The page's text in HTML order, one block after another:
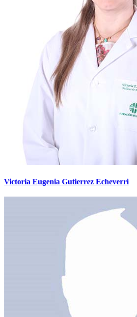
Victoria Eugenia Gutierrez Echeverri